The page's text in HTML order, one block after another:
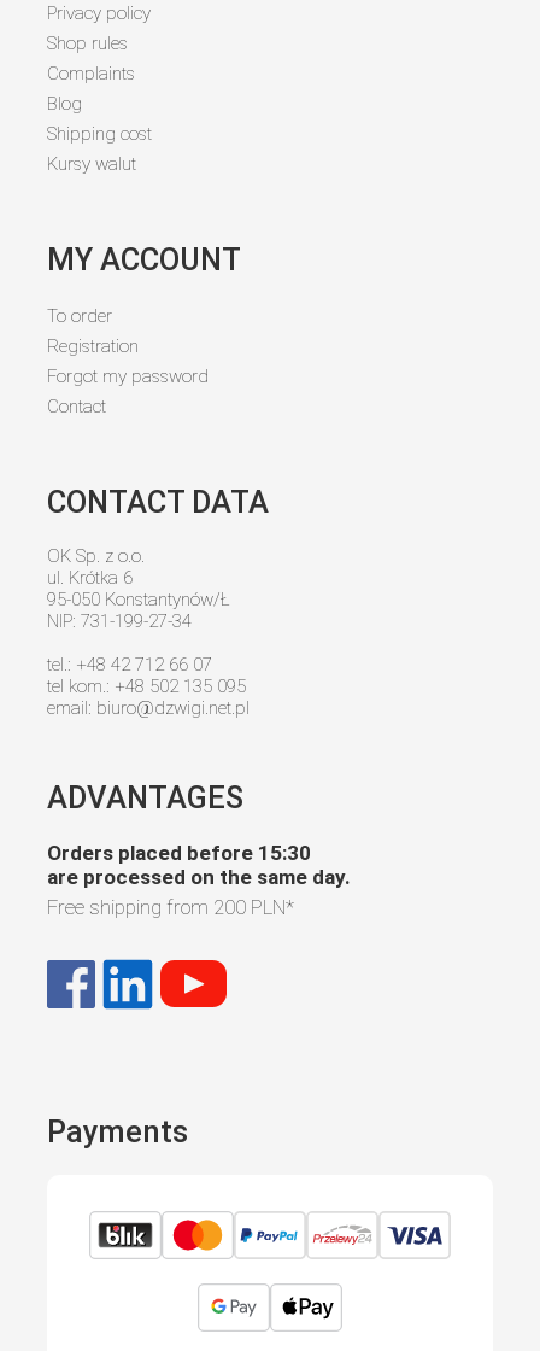
Privacy policy
Shop rules
Complaints
Blog
Shipping cost
Kursy walut
MY ACCOUNT
To order
Registration
Forgot my password
Contact
CONTACT DATA
OK Sp. z o.o.
ul. Krótka 6
95-050 Konstantynów/Ł
NIP: 731-199-27-34
tel.: +48 42 712 66 07
tel kom.: +48 502 135 095
email: biuro@dzwigi.net.pl
ADVANTAGES
Orders placed before 15:30
are processed on the same day.
Free shipping from 200 PLN*
Payments